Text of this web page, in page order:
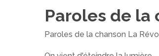
Paroles de la
Paroles de la chanson La